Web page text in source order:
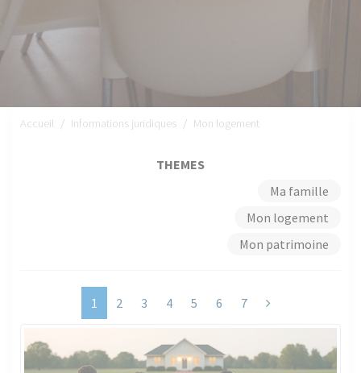
Accueil Informations juridiques Mon logement
THEMES
Ma famille
Mon logement
Mon patrimoine
1 2 3 4 5 6 7 Next